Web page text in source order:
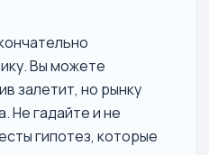
Вы можете
залетит, но рынку
Не гадайте и не
гипотез, которые